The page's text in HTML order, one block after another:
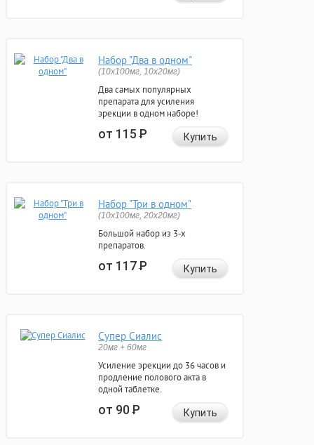
Набор "Два в одном"
(10x100мг, 10x20мг)
Два самых популярных
препарата для усиления
эрекции в одном наборе!
от 115Р Купить
Набор "Три в одном"
(10x100мг, 20x20мг)
Большой набор из 3-х
препаратов.
от 117Р Купить
Супер Сиалис
20мг + 60мг
Усиление эрекции до 36 часов и
продление полового акта в
одной таблетке.
от 90Р Купить